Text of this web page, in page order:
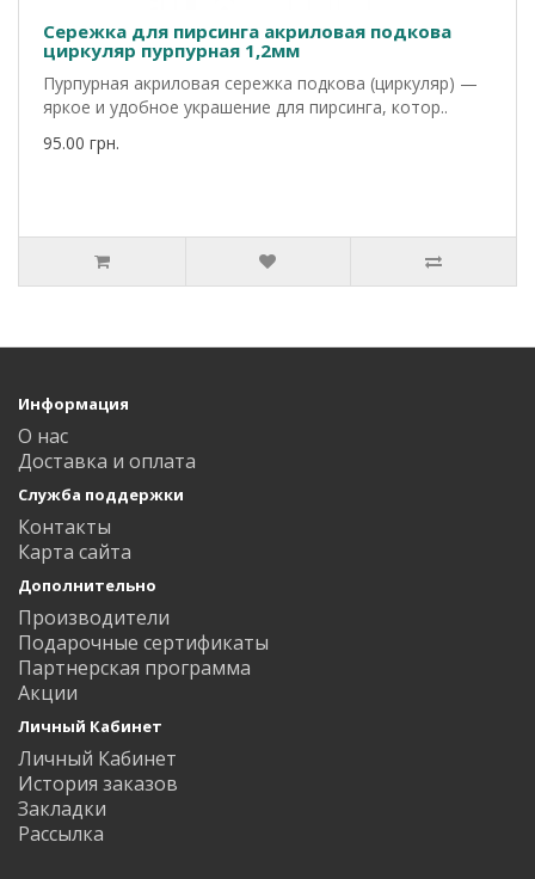
Сережка для пирсинга акриловая подкова
циркуляр пурпурная 1,2мм
Пурпурная акриловая сережка подкова (циркуляр) —
яркое и удобное украшение для пирсинга, котор..
95.00 грн.
Информация
О нас
Доставка и оплата
Служба поддержки
Контакты
Карта сайта
Дополнительно
Производители
Подарочные сертификаты
Партнерская программа
Акции
Личный Кабинет
Личный Кабинет
История заказов
Закладки
Рассылка